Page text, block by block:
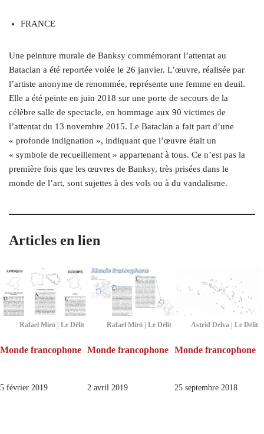
FRANCE
Une peinture murale de Banksy commémorant l’attentat au
Bataclan a été reportée volée le 26 janvier. L’œuvre, réalisée par
l’artiste anonyme de renommée, représente une femme en deuil.
Elle a été peinte en juin 2018 sur une porte de secours de la
célèbre salle de spectacle, en hommage aux 90 victimes de
l’attentat du 13 novembre 2015. Le Bataclan a fait part d’une
« profonde indignation », indiquant que l’œuvre était un
« symbole de recueillement » appartenant à tous. Ce n’est pas la
première fois que les œuvres de Banksy, très prisées dans le
monde de l’art, sont sujettes à des vols ou à du vandalisme.
Articles en lien
Rafael Miró | Le Délit
Monde francophone
5 février 2019
Rafael Miró | Le Délit
Monde francophone
2 avril 2019
Astrid Delva | Le Délit
Monde francophone
25 septembre 2018